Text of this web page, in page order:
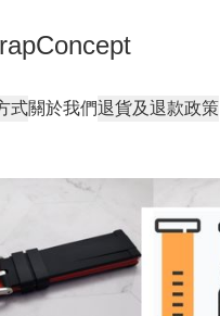
式關於我們退貨及退款政策